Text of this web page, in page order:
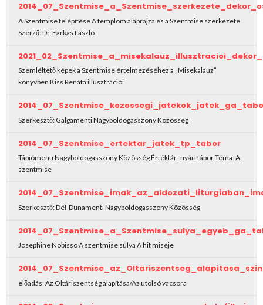
A Szentmise felépítése A templom alaprajza és a Szentmise szerkezete
Szerző: Dr. Farkas László
Szemléltető képek a Szentmise értelmezéséhez a „Misekalauz”
könyvben Kiss Renáta illusztrációi
Szerkesztő: Galgamenti Nagyboldogasszony Közösség
2014_07_Szentmise_ertektar_jatek_tp_tabor
Tápiómenti Nagyboldogasszony Közösség Értéktár nyári tábor Téma: A
szentmise
Szerkesztő: Dél-Dunamenti Nagyboldogasszony Közösség
Josephine Nobisso A szentmise súlya A hit miséje
előadás: Az Oltáriszentség alapítása/Az utolsó vacsora